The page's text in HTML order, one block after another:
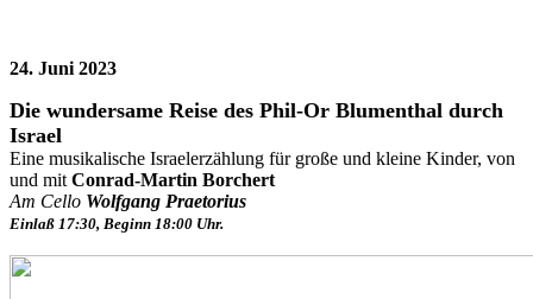
24. Juni 2023
Die wundersame Reise des Phil-Or Blumenthal durch
Israel
Eine musikalische Israelerzählung für große und kleine Kinder, von
und mit Conrad-Martin Borchert
Am Cello Wolfgang Praetorius
Einlaß 17:30, Beginn 18:00 Uhr.